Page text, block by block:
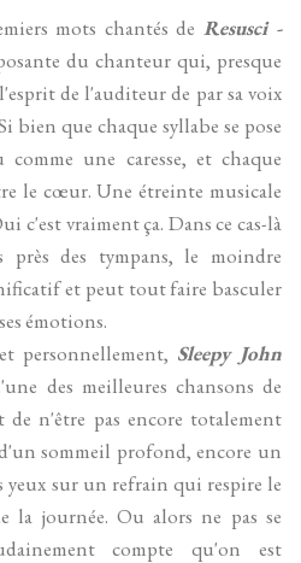
mots chantés de Resusci -
du chanteur qui, presque
de l'auditeur de par sa voix
bien que chaque syllabe se pose
une caresse, et chaque
le cœur. Une étreinte musicale
c'est vraiment ça. Dans ce cas-là
des tympans, le moindre
et peut tout faire basculer
émotions.
personnellement, Sleepy John
des meilleures chansons de
de n'être pas encore totalement
sommeil profond, encore un
sur un refrain qui respire le
la journée. Ou alors ne pas se
compte qu'on est